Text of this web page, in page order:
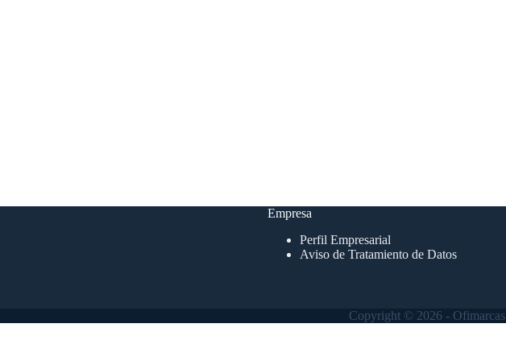
Empresa
Perfil Empresarial
Aviso de Tratamiento de Datos
Copyright © 2026 - Ofimarcas